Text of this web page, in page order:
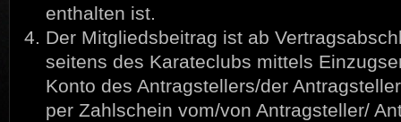
enthalten ist.
Der Mitgliedsbeitrag ist ab
seitens des Karateclubs mittels
Konto des Antragstellers/der
per Zahlschein vom/von Antragsteller/